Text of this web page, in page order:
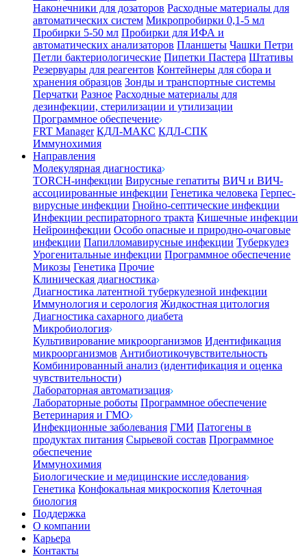
Наконечники для дозаторов Расходные материалы для
автоматических систем Микропробирки 0,1-5 мл
Пробирки 5-50 мл Пробирки для ИФА и
автоматических анализаторов Планшеты Чашки Петри
Петли бактериологические Пипетки Пастера Штативы
Резервуары для реагентов Контейнеры для сбора и
хранения образцов Зонды и транспортные системы
Перчатки Разное Расходные материалы для
дезинфекции, стерилизации и утилизации
Программное обеспечение
FRT Manager КДЛ-МАКС КДЛ-СПК
Иммунохимия
Направления
Молекулярная диагностика
TORCH-инфекции Вирусные гепатиты ВИЧ и ВИЧ-
ассоциированные инфекции Генетика человека Герпес-
вирусные инфекции Гнойно-септические инфекции
Инфекции респираторного тракта Кишечные инфекции
Нейроинфекции Особо опасные и природно-очаговые
инфекции Папилломавирусные инфекции Туберкулез
Урогенитальные инфекции Программное обеспечение
Микозы Генетика Прочие
Клиническая диагностика
Диагностика латентной туберкулезной инфекции
Иммунология и серология Жидкостная цитология
Диагностика сахарного диабета
Микробиология
Культивирование микроорганизмов Идентификация
микроорганизмов Антибиотикочувствительность
Комбинированный анализ (идентификация и оценка
чувствительности)
Лабораторная автоматизация
Лабораторные роботы Программное обеспечение
Ветеринария и ГМО
Инфекционные заболевания ГМИ Патогены в
продуктах питания Сырьевой состав Программное
обеспечение
Иммунохимия
Биологические и медицинские исследования
Генетика Конфокальная микроскопия Клеточная
биология
Поддержка
О компании
Карьера
Контакты